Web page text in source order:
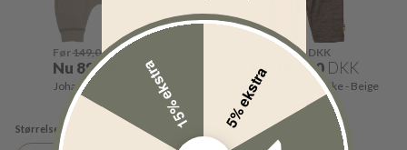
Før149,00DKK
Nu 89,00 DKK
Joha Bukser - Beige
249,00 DKK
Nu 149,00 DKK
Joha Bukser - Uld/Silke - Beige
Melange
5% ekstra
15% ekstra